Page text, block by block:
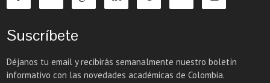
Suscríbete
Déjanos tu email y recibirás semanalmente nuestro boletín
informativo con las novedades académicas de Colombia.